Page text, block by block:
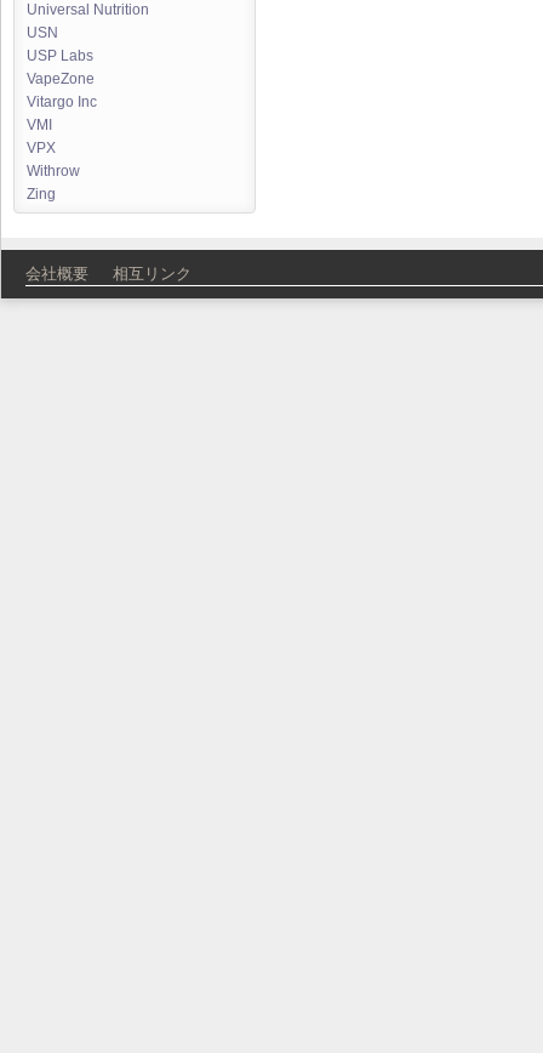
Universal Nutrition
USN
USP Labs
VapeZone
Vitargo Inc
VMI
VPX
Withrow
Zing
会社概要 相互リンク